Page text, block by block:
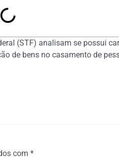
(STF) analisam se possui
de bens no casamento de
com *